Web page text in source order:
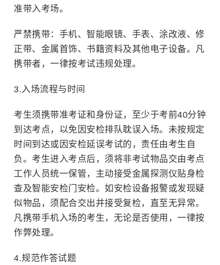
准带入考场。
严禁携带： 手机、 智能眼镜、手表、涂改液、修
正带、金属首饰、书籍资料及其他电子设备。凡
携带者，一律按考试违规处理。
3.入场流程与时间
考生须携带准考证和身份证，至少于考前40分钟
到达考点，以免因安检排队耽误入场。未按规定
时间到达或因安检延误考试的，责任由考生自
负。考生进入考点后，须将非考试物品交由考点
工作人员统一保管，主动接受金属探测仪贴身检
查及智能安检门安检。如安检设备报警或发现疑
似物品，须配合交出并接受复检，直至无异常。
凡携带手机入场的考生，无论是否使用，一律按
作弊处理。
4.规范作答试题